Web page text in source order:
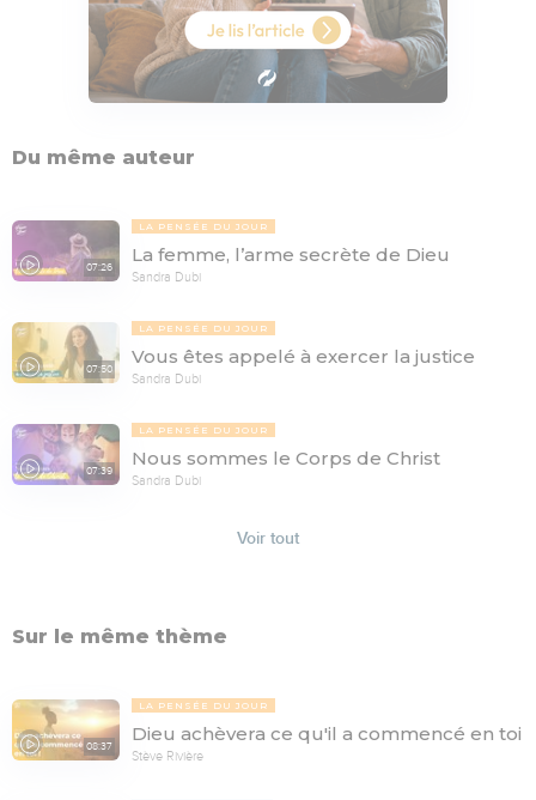
Du même auteur
07:26
LA PENSÉE DU JOUR
La femme, l’arme secrète de Dieu
Sandra Dubi
07:50
LA PENSÉE DU JOUR
Vous êtes appelé à exercer la justice
Sandra Dubi
07:39
LA PENSÉE DU JOUR
Nous sommes le Corps de Christ
Sandra Dubi
Voir tout
Sur le même thème
08:37
LA PENSÉE DU JOUR
Dieu achèvera ce qu'il a commencé en toi
Stève Rivière